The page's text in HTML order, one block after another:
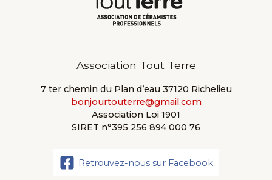
Association Tout Terre
7 ter chemin du Plan d’eau 37120 Richelieu
bonjourtouterre@gmail.com
Association Loi 1901
SIRET n°395 256 894 000 76
Retrouvez-nous sur Facebook